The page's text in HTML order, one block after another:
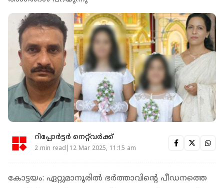
റിപ്പോർട്ടർ നെറ്റ്‌വര്‍ക്ക്‌
2 min read|12 Mar 2025, 11:15 am
കോട്ടയം: ഏറ്റുമാനൂരില്‍ ഭര്‍ത്താവിന്റെ പീഡനത്തെ